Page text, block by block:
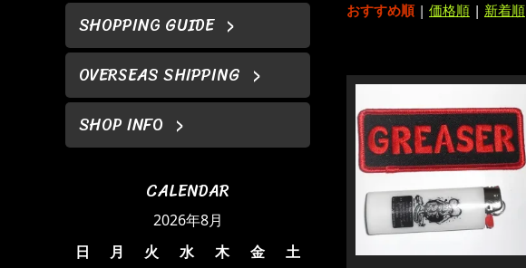
SHOPPING GUIDE
OVERSEAS SHIPPING
SHOP INFO
CALENDAR
2026年8月
日
月 火 水 木 金 土
おすすめ順| 価格順 | 新着順